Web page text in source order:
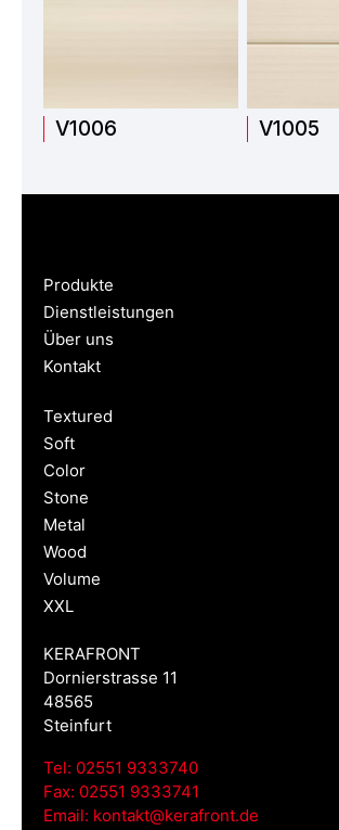
V1006 V1005
Produkte
Dienstleistungen
Über uns
Kontakt
Textured
Soft
Color
Stone
Metal
Wood
Volume
XXL
KERAFRONT
Dornierstrasse 11
48565
Steinfurt
Tel: 02551 9333740
Fax: 02551 9333741
Email: kontakt@kerafront.de